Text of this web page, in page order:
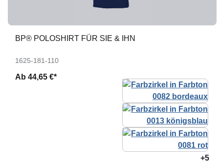
BP® POLOSHIRT FÜR SIE & IHN
1625-181-110
Ab 44,65 €*
+5